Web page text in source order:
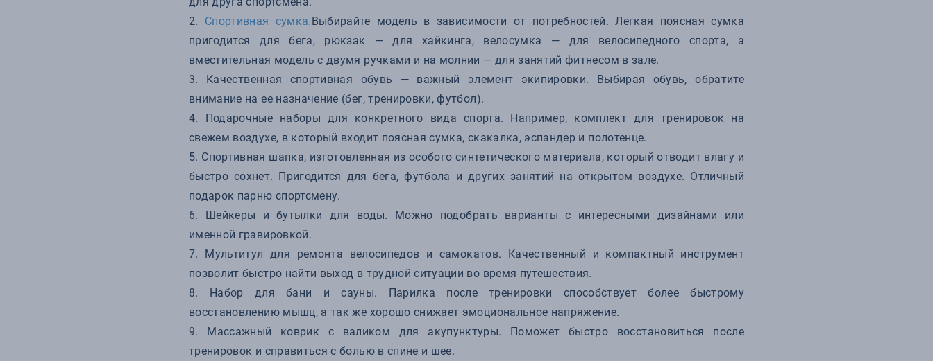
Спортивная сумка.Выбирайте модель в зависимости от потребностей. Легкая поясная сумка
пригодится для бега, рюкзак — для хайкинга, велосумка — для велосипедного спорта, а
вместительная модель с двумя ручками и на молнии — для занятий фитнесом в зале.
Качественная спортивная обувь — важный элемент экипировки. Выбирая обувь, обратите
внимание на ее назначение (бег, тренировки, футбол).
Подарочные наборы для конкретного вида спорта. Например, комплект для тренировок на
свежем воздухе, в который входит поясная сумка, скакалка, эспандер и полотенце.
Спортивная шапка, изготовленная из особого синтетического материала, который отводит влагу и
быстро сохнет. Пригодится для бега, футбола и других занятий на открытом воздухе. Отличный
подарок парню спортсмену.
Шейкеры и бутылки для воды. Можно подобрать варианты с интересными дизайнами или
именной гравировкой.
Мультитул для ремонта велосипедов и самокатов. Качественный и компактный инструмент
позволит быстро найти выход в трудной ситуации во время путешествия.
Набор для бани и сауны. Парилка после тренировки способствует более быстрому
восстановлению мышц, а так же хорошо снижает эмоциональное напряжение.
Массажный коврик с валиком для акупунктуры. Поможет быстро восстановиться после
тренировок и справиться с болью в спине и шее.